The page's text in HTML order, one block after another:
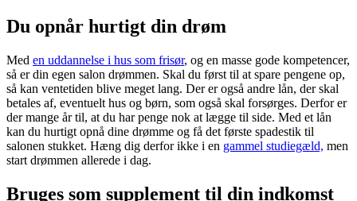
Du opnår hurtigt din drøm
Med en uddannelse i hus som frisør, og en masse gode kompetencer,
så er din egen salon drømmen. Skal du først til at spare pengene op,
så kan ventetiden blive meget lang. Der er også andre lån, der skal
betales af, eventuelt hus og børn, som også skal forsørges. Derfor er
der mange år til, at du har penge nok at lægge til side. Med et lån
kan du hurtigt opnå dine drømme og få det første spadestik til
salonen stukket. Hæng dig derfor ikke i en gammel studiegæld, men
start drømmen allerede i dag.
Bruges som supplement til din indkomst